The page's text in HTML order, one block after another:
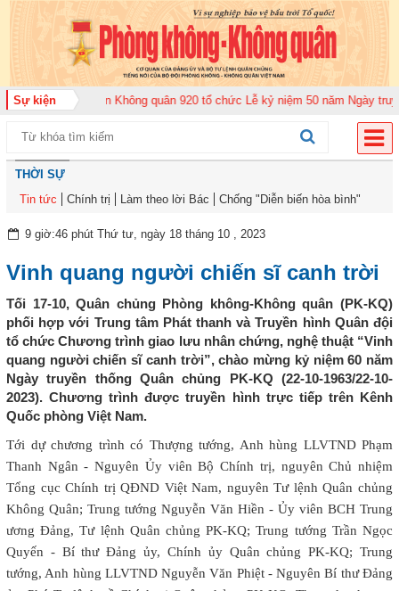
Sự kiện
Trung đoàn Không quân 920 tổ chức Lễ kỷ niệm 50 năm Ngày truyền thống
THỜI SỰ
Tin tức
Chính trị Làm theo lời Bác Chống "Diễn biến hòa bình"
9 giờ:46 phút Thứ tư, ngày 18 tháng 10 , 2023
Vinh quang người chiến sĩ canh trời
Tối 17-10, Quân chủng Phòng không-Không quân (PK-KQ)
phối hợp với Trung tâm Phát thanh và Truyền hình Quân đội
tổ chức Chương trình giao lưu nhân chứng, nghệ thuật “Vinh
quang người chiến sĩ canh trời”, chào mừng kỷ niệm 60 năm
Ngày truyền thống Quân chủng PK-KQ (22-10-1963/22-10-
2023). Chương trình được truyền hình trực tiếp trên Kênh
Quốc phòng Việt Nam.
Tới dự chương trình có Thượng tướng, Anh hùng LLVTND Phạm
Thanh Ngân - Nguyên Ủy viên Bộ Chính trị, nguyên Chủ nhiệm
Tổng cục Chính trị QĐND Việt Nam, nguyên Tư lệnh Quân chủng
Không Quân; Trung tướng Nguyễn Văn Hiền - Ủy viên BCH Trung
ương Đảng, Tư lệnh Quân chủng PK-KQ; Trung tướng Trần Ngọc
Quyến - Bí thư Đảng ủy, Chính ủy Quân chủng PK-KQ; Trung
tướng, Anh hùng LLVTND Nguyễn Văn Phiệt - Nguyên Bí thư Đảng